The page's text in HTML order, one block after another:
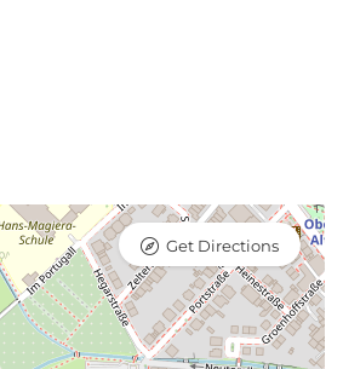
Get Directions